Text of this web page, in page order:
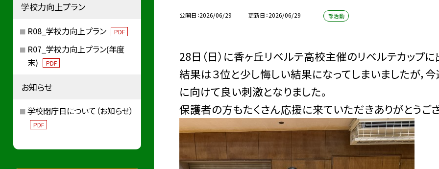
公開日 2026/06/29 更新日 2026/06/29 部活動
28日（日）に香ヶ丘リベルテ高校主催のリベルテカップ
結果は３位と少し悔しい結果になってしまいましたが
に向けて良い刺激となりました。
保護者の方もたくさん応援に来ていただきありがとうござ
学校力向上プラン
R08_学校力向上プラン PDF
R07_学校力向上プラン(年度
末)
PDF
お知らせ
学校閉庁日について（お知らせ）
PDF